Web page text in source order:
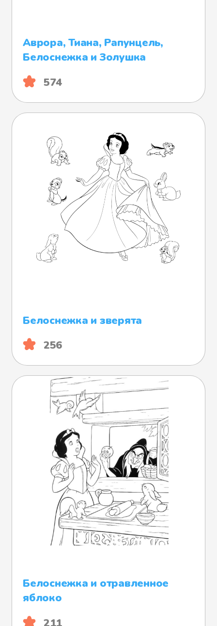
Аврора, Тиана, Рапунцель,
Белоснежка и Золушка
574
Белоснежка и зверята
256
Белоснежка и отравленное
яблоко
211